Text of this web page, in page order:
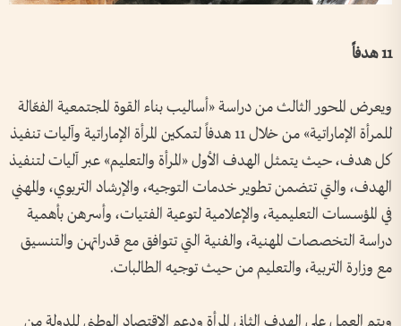
11 هدفاً
ويعرض المحور الثالث من دراسة «أساليب بناء القوة المجتمعية الفعّالة
للمرأة الإماراتية» من خلال 11 هدفاً لتمكين المرأة الإماراتية وآليات تنفيذ
كل هدف، حيث يتمثل الهدف الأول «المرأة والتعليم» عبر آليات لتنفيذ
الهدف، والتي تتضمن تطوير خدمات التوجيه، والإرشاد التربوي، والمهني
في المؤسسات التعليمية، والإعلامية لتوعية الفتيات، وأسرهن بأهمية
دراسة التخصصات المهنية، والفنية التي تتوافق مع قدراتهن والتنسيق
مع وزارة التربية، والتعليم من حيث توجيه الطالبات.